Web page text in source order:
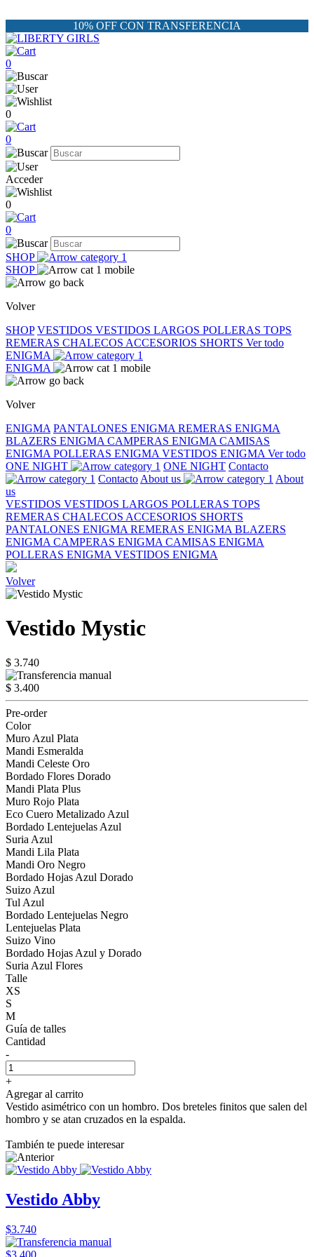
10% OFF CON TRANSFERENCIA
0
0
0
Acceder
0
0
SHOP
SHOP
Volver
SHOP VESTIDOS VESTIDOS LARGOS POLLERAS TOPS
REMERAS CHALECOS ACCESORIOS SHORTS Ver todo
ENIGMA
ENIGMA
Volver
ENIGMA PANTALONES ENIGMA REMERAS ENIGMA
BLAZERS ENIGMA CAMPERAS ENIGMA CAMISAS
ENIGMA POLLERAS ENIGMA VESTIDOS ENIGMA Ver todo
ONE NIGHT
ONE NIGHT Contacto
Contacto About us
About
us
VESTIDOS VESTIDOS LARGOS POLLERAS TOPS
REMERAS CHALECOS ACCESORIOS SHORTS
PANTALONES ENIGMA REMERAS ENIGMA BLAZERS
ENIGMA CAMPERAS ENIGMA CAMISAS ENIGMA
POLLERAS ENIGMA VESTIDOS ENIGMA
Volver
Vestido Mystic
$ 3.740
$ 3.400
Pre-order
Color
Muro Azul Plata
Mandi Esmeralda
Mandi Celeste Oro
Bordado Flores Dorado
Mandi Plata Plus
Muro Rojo Plata
Eco Cuero Metalizado Azul
Bordado Lentejuelas Azul
Suria Azul
Mandi Lila Plata
Mandi Oro Negro
Bordado Hojas Azul Dorado
Suizo Azul
Tul Azul
Bordado Lentejuelas Negro
Lentejuelas Plata
Suizo Vino
Bordado Hojas Azul y Dorado
Suria Azul Flores
Talle
XS
S
M
Guía de talles
Cantidad
-
+
Agregar al carrito
Vestido asimétrico con un hombro. Dos breteles finitos que salen del
hombro y se atan cruzados en la espalda.
También te puede interesar
Vestido Abby
$3.740
$3.400